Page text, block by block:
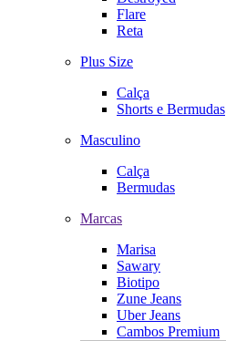
Flare
Reta
Plus Size
Calça
Shorts e Bermudas
Masculino
Calça
Bermudas
Marcas
Marisa
Sawary
Biotipo
Zune Jeans
Uber Jeans
Cambos Premium